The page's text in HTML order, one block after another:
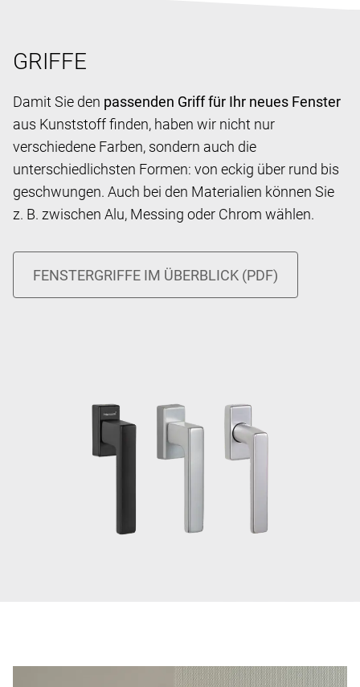
GRIFFE
Damit Sie den passenden Griff für Ihr neues Fenster
aus Kunststoff finden, haben wir nicht nur
verschiedene Farben, sondern auch die
unterschiedlichsten Formen: von eckig über rund bis
geschwungen. Auch bei den Materialien können Sie
z. B. zwischen Alu, Messing oder Chrom wählen.